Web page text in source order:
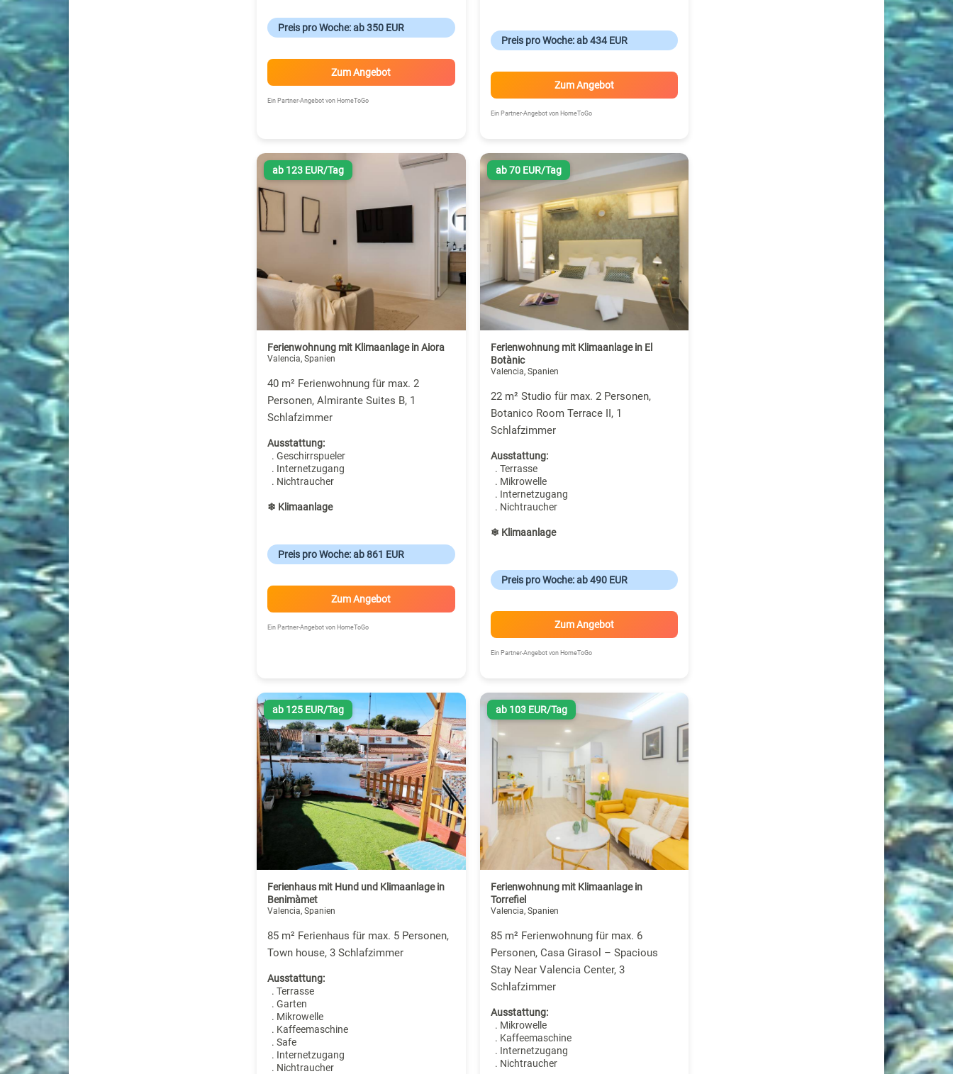
Preis pro Woche: ab 350 EUR
Zum Angebot
Ein Partner-Angebot von HomeToGo
Preis pro Woche: ab 434 EUR
Zum Angebot
Ein Partner-Angebot von HomeToGo
ab 123 EUR/Tag
Ferienwohnung mit Klimaanlage in Aiora
Valencia, Spanien
40 m² Ferienwohnung für max. 2
Personen, Almirante Suites B, 1
Schlafzimmer
Ausstattung:
. Geschirrspueler
. Internetzugang
. Nichtraucher
❄ Klimaanlage
Preis pro Woche: ab 861 EUR
Zum Angebot
Ein Partner-Angebot von HomeToGo
ab 70 EUR/Tag
Ferienwohnung mit Klimaanlage in El
Botànic
Valencia, Spanien
22 m² Studio für max. 2 Personen,
Botanico Room Terrace II, 1
Schlafzimmer
Ausstattung:
. Terrasse
. Mikrowelle
. Internetzugang
. Nichtraucher
❄ Klimaanlage
Preis pro Woche: ab 490 EUR
Zum Angebot
Ein Partner-Angebot von HomeToGo
ab 125 EUR/Tag
Ferienhaus mit Hund und Klimaanlage in
Benimàmet
Valencia, Spanien
85 m² Ferienhaus für max. 5 Personen,
Town house, 3 Schlafzimmer
Ausstattung:
. Terrasse
. Garten
. Mikrowelle
. Kaffeemaschine
. Safe
. Internetzugang
. Nichtraucher
ab 103 EUR/Tag
Ferienwohnung mit Klimaanlage in
Torrefiel
Valencia, Spanien
85 m² Ferienwohnung für max. 6
Personen, Casa Girasol – Spacious
Stay Near Valencia Center, 3
Schlafzimmer
Ausstattung:
. Mikrowelle
. Kaffeemaschine
. Internetzugang
. Nichtraucher